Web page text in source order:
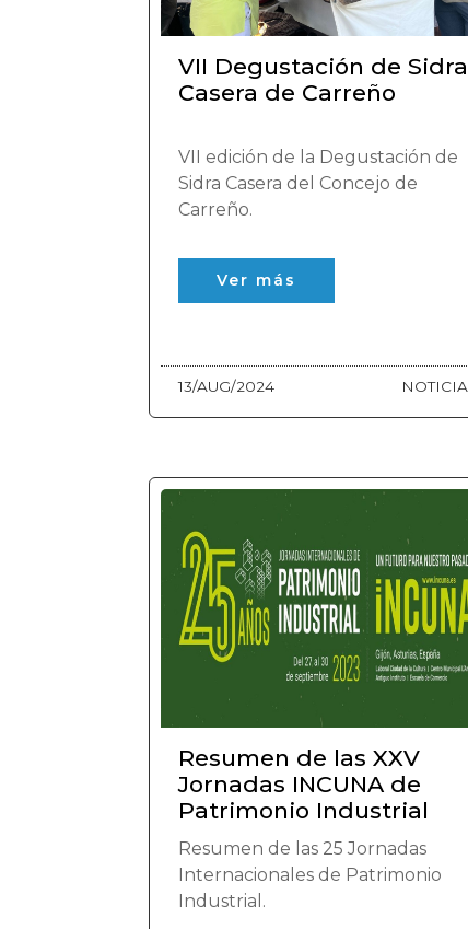
VII Degustación de Sidra
Casera de Carreño
VII edición de la Degustación de
Sidra Casera del Concejo de
Carreño.
Ver más
13/AUG/2024
Resumen de las XXV
Jornadas INCUNA de
Patrimonio Industrial
Resumen de las 25 Jornadas
Internacionales de Patrimonio
Industrial.